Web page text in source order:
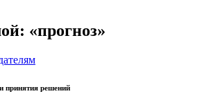
«прогноз»
принятия решений